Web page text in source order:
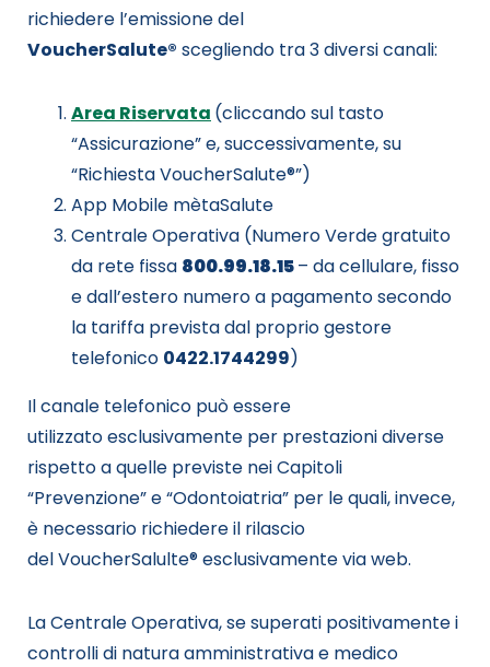
richiedere l’emissione del
VoucherSalute® scegliendo tra3diversi canali:
Area Riservata (cliccando sul tasto
“Assicurazione” e, successivamente, su
“RichiestaVoucherSalute®”)
App Mobile mètaSalute
Centrale Operativa (Numero Verde gratuito
da rete fissa 800.99.18.15– da cellulare, fisso
e dall’estero numero a pagamento secondo
la tariffa prevista dal proprio gestore
telefonico 0422.1744299)
Il canale telefonico può essere
utilizzatoesclusivamente per prestazioni diverse
rispetto a quelle previste nei Capitoli
“Prevenzione” e “Odontoiatria” per le quali, invece,
è necessario richiedere il rilascio
delVoucherSalulte® esclusivamente via web.
La Centrale Operativa, se superati positivamente i
controlli di natura amministrativa e medico